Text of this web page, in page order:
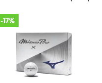
-17%